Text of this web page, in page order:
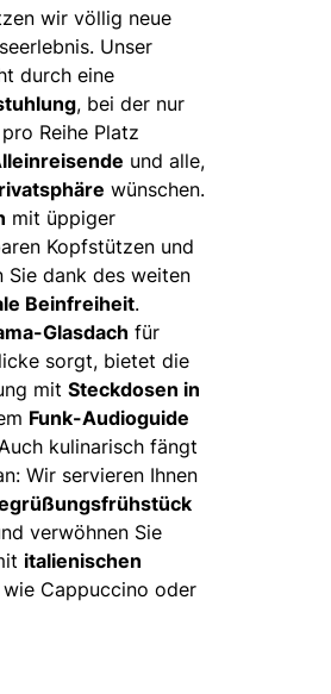
wir völlig neue
Unser
durch eine
, bei der nur
Reihe Platz
und alle,
wünschen.
mit üppiger
Kopfstützen und
Sie dank des weiten
Beinfreiheit.
Glasdach für
sorgt, bietet die
mit Steckdosen in
Funk-Audioguide
kulinarisch fängt
Wir servieren Ihnen
verwöhnen Sie
italienischen
wie Cappuccino oder